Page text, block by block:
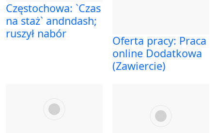
Częstochowa: `Czas
na staż` andndash;
ruszył nabór
Oferta pracy: Praca
online Dodatkowa
(Zawiercie)